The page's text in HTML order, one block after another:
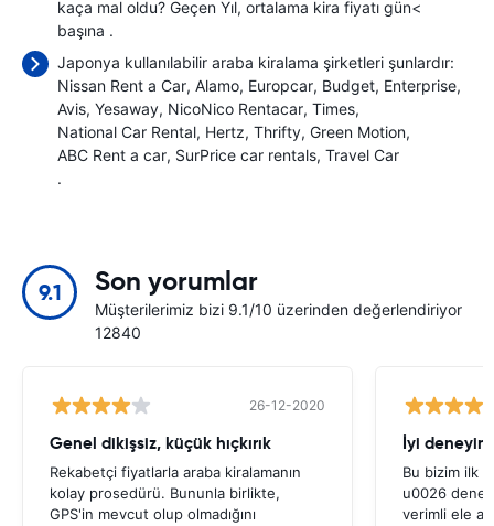
kaça mal oldu? Geçen Yıl, ortalama kira fiyatı gün<
başına .
Japonya kullanılabilir araba kiralama şirketleri şunlardır:
Nissan Rent a Car Alamo Europcar Budget Enterprise
Avis Yesaway NicoNico Rentacar Times
National Car Rental Hertz Thrifty Green Motion
ABC Rent a car SurPrice car rentals Travel Car
.
9.1 Son yorumlar
Müşterilerimiz bizi 9.1/10 üzerinden değerlendiriyor
12840
26-12-2020
Genel dikişsiz, küçük hıçkırık
Rekabetçi fiyatlarla araba kiralamanın
kolay prosedürü. Bununla birlikte,
GPS'in mevcut olup olmadığını
İyi deneyim
Bu bizim ilk
u0026
verimli ele